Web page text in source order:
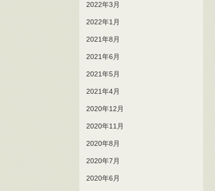
2022年3月
2022年1月
2021年8月
2021年6月
2021年5月
2021年4月
2020年12月
2020年11月
2020年8月
2020年7月
2020年6月